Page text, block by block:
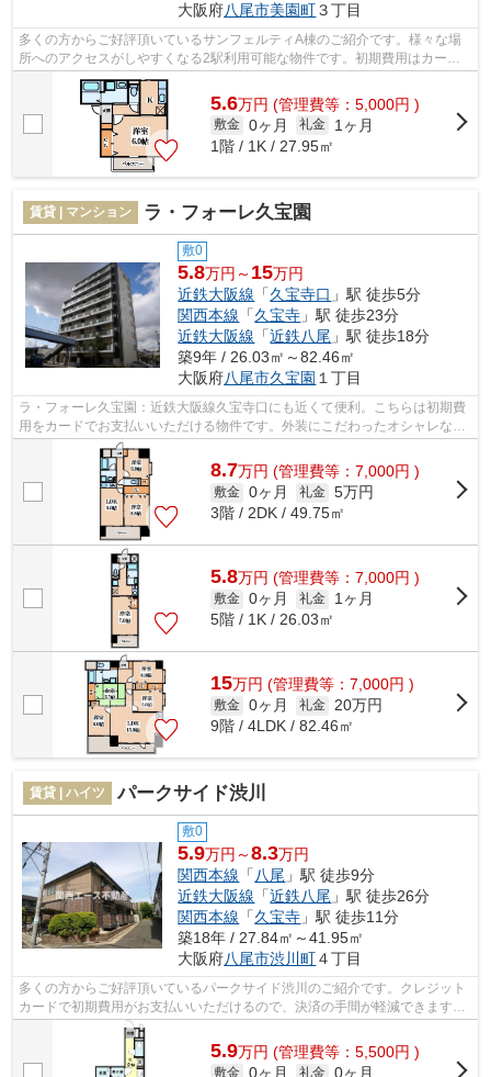
大阪府八尾市美園町３丁目
多くの方からご好評頂いているサンフェルティA棟のご紹介です。様々な場
所へのアクセスがしやすくなる2駅利用可能な物件です。初期費用はカード
で決済いただけます。アクセスの良い徒...
5.6万円 (管理費等：5,000円 )
敷金 0ヶ月 礼金
1ヶ月
1階 / 1K / 27.95㎡
賃貸 | マンション ラ・フォーレ久宝園
敷0
5.8万円～ 15万円
近鉄大阪線 「久宝寺口 」駅 徒歩5分
関西本線 「久宝寺 」駅 徒歩23分
近鉄大阪線 「近鉄八尾 」駅 徒歩18分
築9年 / 26.03㎡～82.46㎡
大阪府八尾市久宝園 １丁目
ラ・フォーレ久宝園：近鉄大阪線久宝寺口にも近くて便利。こちらは初期費
用をカードでお支払いいただける物件です。外装にこだわったオシャレなデ
ザインのマンションです。きれいな外...
8.7万円 (管理費等：7,000円 )
敷金 0ヶ月 礼金 5万円
3階 / 2DK / 49.75㎡
5.8万円 (管理費等：7,000円 )
敷金 0ヶ月 礼金
1ヶ月
5階 / 1K / 26.03㎡
15万円 (管理費等：7,000円 )
敷金 0ヶ月 礼金 20万円
9階 / 4LDK / 82.46㎡
賃貸 | ハイツ パークサイド渋川
敷0
5.9万円～8.3万円
関西本線 「八尾 」駅 徒歩9分
近鉄大阪線 「近鉄八尾 」駅 徒歩26分
関西本線 「久宝寺 」駅 徒歩11分
築18年 / 27.84㎡～41.95㎡
大阪府八尾市渋川町４丁目
多くの方からご好評頂いているパークサイド渋川のご紹介です。クレジット
カードで初期費用がお支払いいただけるので、決済の手間が軽減できます。
面倒なゴミ捨ての負担を軽減させるこ...
5.9万円 (管理費等：5,500円 )
敷金 0ヶ月 礼金 0ヶ月